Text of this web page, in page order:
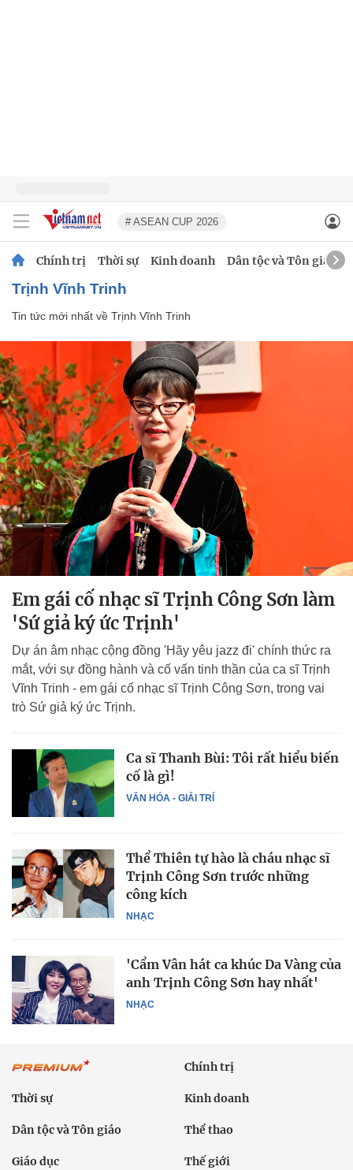
# ASEAN CUP 2026
Chính trị Thời sự Kinh doanh Dân tộc và Tôn giáo
Trịnh Vĩnh Trinh
Tin tức mới nhất về Trịnh Vĩnh Trinh
Em gái cố nhạc sĩ Trịnh Công Sơn làm
'Sứ giả ký ức Trịnh'
Dự án âm nhạc cộng đồng 'Hãy yêu jazz đi' chính thức ra
mắt, với sự đồng hành và cố vấn tinh thần của ca sĩ Trịnh
Vĩnh Trinh - em gái cố nhạc sĩ Trịnh Công Sơn, trong vai
trò Sứ giả ký ức Trịnh.
VĂN HÓA - GIẢI TRÍ
Ca sĩ Thanh Bùi: Tôi rất hiểu biến
cố là gì!
NHẠC
Thể Thiên tự hào là cháu nhạc sĩ
Trịnh Công Sơn trước những
công kích
NHẠC
'Cẩm Vân hát ca khúc Da Vàng của
anh Trịnh Công Sơn hay nhất'
Chính trị
Thời sự Kinh doanh
Dân tộc và Tôn giáo Thể thao
Giáo dục Thế giới